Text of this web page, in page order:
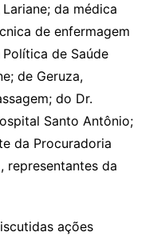
da médica
de enfermagem
de Saúde
de Geruza,
do Dr.
Santo Antônio;
da Procuradoria
representantes da
ações